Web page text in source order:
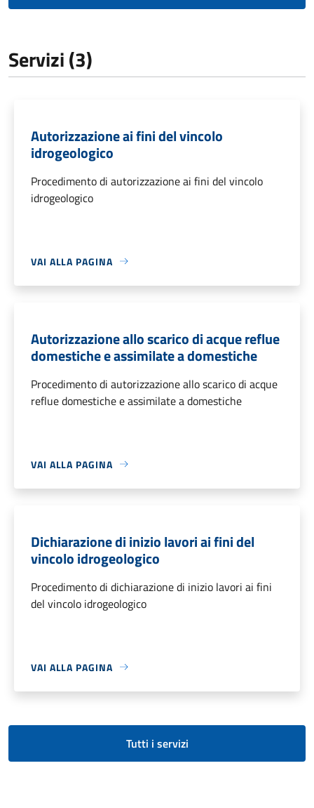
Servizi (3)
Autorizzazione ai fini del vincolo
idrogeologico
Procedimento di autorizzazione ai fini del vincolo
idrogeologico
VAI ALLA PAGINA
Autorizzazione allo scarico di acque reflue
domestiche e assimilate a domestiche
Procedimento di autorizzazione allo scarico di acque
reflue domestiche e assimilate a domestiche
VAI ALLA PAGINA
Dichiarazione di inizio lavori ai fini del
vincolo idrogeologico
Procedimento di dichiarazione di inizio lavori ai fini
del vincolo idrogeologico
VAI ALLA PAGINA
Tutti i servizi